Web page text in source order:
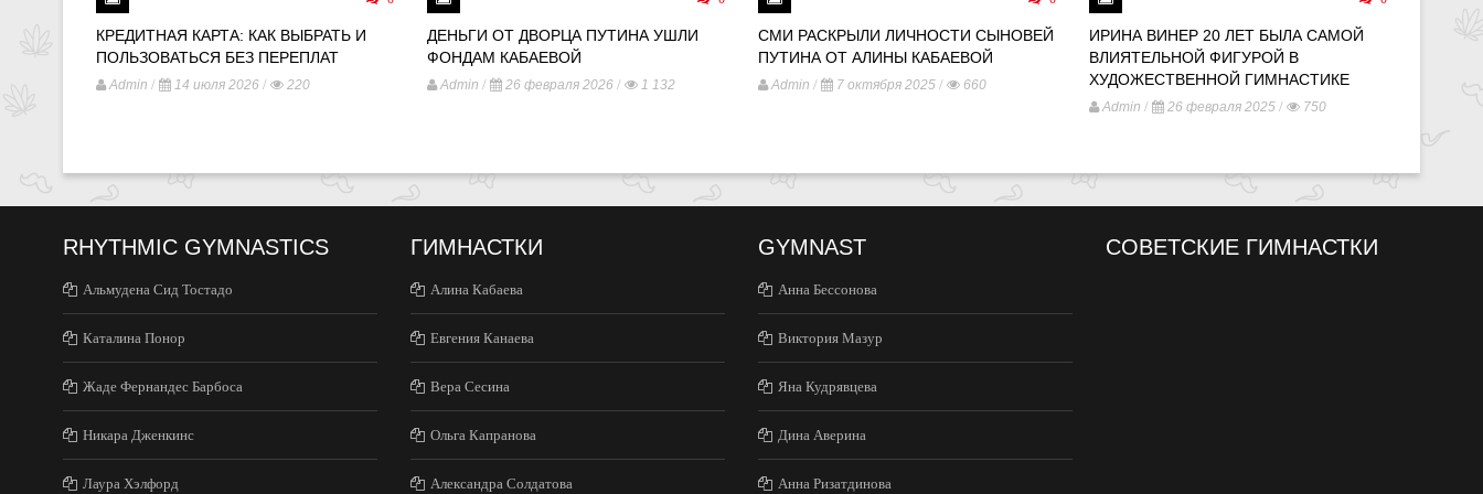
КРЕДИТНАЯ КАРТА: КАК ВЫБРАТЬ И
ПОЛЬЗОВАТЬСЯ БЕЗ ПЕРЕПЛАТ
Admin / 14 июля 2026 / 220
ДЕНЬГИ ОТ ДВОРЦА ПУТИНА УШЛИ
ФОНДАМ КАБАЕВОЙ
Admin / 26 февраля 2026 / 1 132
СМИ РАСКРЫЛИ ЛИЧНОСТИ СЫНОВЕЙ
ПУТИНА ОТ АЛИНЫ КАБАЕВОЙ
Admin / 7 октября 2025 / 660
ИРИНА ВИНЕР 20 ЛЕТ БЫЛА САМОЙ
ВЛИЯТЕЛЬНОЙ ФИГУРОЙ В
ХУДОЖЕСТВЕННОЙ ГИМНАСТИКЕ
Admin / 26 февраля 2025 / 750
RHYTHMIC GYMNASTICS
Альмудена Сид Тостадо
Каталина Понор
Жаде Фернандес Барбоса
Никара Дженкинс
Лаура Хэлфорд
ГИМНАСТКИ
Алина Кабаева
Евгения Канаева
Вера Сесина
Ольга Капранова
Александра Солдатова
GYMNAST
Анна Бессонова
Виктория Мазур
Яна Кудрявцева
Дина Аверина
Анна Ризатдинова
СОВЕТСКИЕ ГИМНАСТКИ